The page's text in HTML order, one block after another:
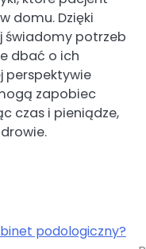
domu. Dzięki
świadomy potrzeb
dbać o ich
perspektywie
zapobiec
czas i pieniądze,
podologiczny?